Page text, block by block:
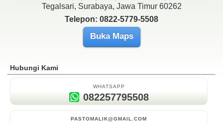
Tegalsari, Surabaya, Jawa Timur 60262
Telepon: 0822-5779-5508
Buka Maps
Hubungi Kami
WHATSAPP
082257795508
PASTOMALIK@GMAIL.COM